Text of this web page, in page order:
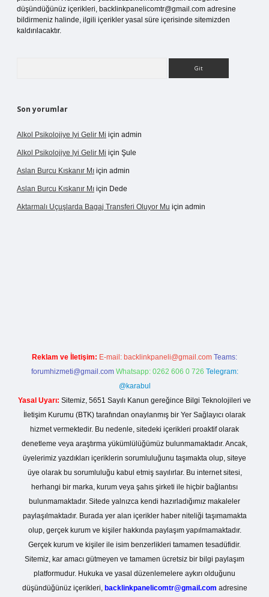
düşündüğünüz içerikleri, backlinkpanelicomtr@gmail.com adresine
bildirmeniz halinde, ilgili içerikler yasal süre içerisinde sitemizden
kaldırılacaktır.
Son yorumlar
Alkol Psikolojiye Iyi Gelir Mi için admin
Alkol Psikolojiye Iyi Gelir Mi için Şule
Aslan Burcu Kıskanır Mı için admin
Aslan Burcu Kıskanır Mı için Dede
Aktarmalı Uçuşlarda Bagaj Transferi Oluyor Mu için admin
Reklam ve İletişim: E-mail: backlinkpaneli@gmail.com Teams:
forumhizmeti@gmail.com Whatsapp: 0262 606 0 726 Telegram:
@karabul
Yasal Uyarı: Sitemiz, 5651 Sayılı Kanun gereğince Bilgi Teknolojileri ve
İletişim Kurumu (BTK) tarafından onaylanmış bir Yer Sağlayıcı olarak
hizmet vermektedir. Bu nedenle, sitedeki içerikleri proaktif olarak
denetleme veya araştırma yükümlülüğümüz bulunmamaktadır. Ancak,
üyelerimiz yazdıkları içeriklerin sorumluluğunu taşımakta olup, siteye
üye olarak bu sorumluluğu kabul etmiş sayılırlar. Bu internet sitesi,
herhangi bir marka, kurum veya şahıs şirketi ile hiçbir bağlantısı
bulunmamaktadır. Sitede yalnızca kendi hazırladığımız makaleler
paylaşılmaktadır. Burada yer alan içerikler haber niteliği taşımamakta
olup, gerçek kurum ve kişiler hakkında paylaşım yapılmamaktadır.
Gerçek kurum ve kişiler ile isim benzerlikleri tamamen tesadüfidir.
Sitemiz, kar amacı gütmeyen ve tamamen ücretsiz bir bilgi paylaşım
platformudur. Hukuka ve yasal düzenlemelere aykırı olduğunu
düşündüğünüz içerikleri, backlinkpanelicomtr@gmail.com adresine